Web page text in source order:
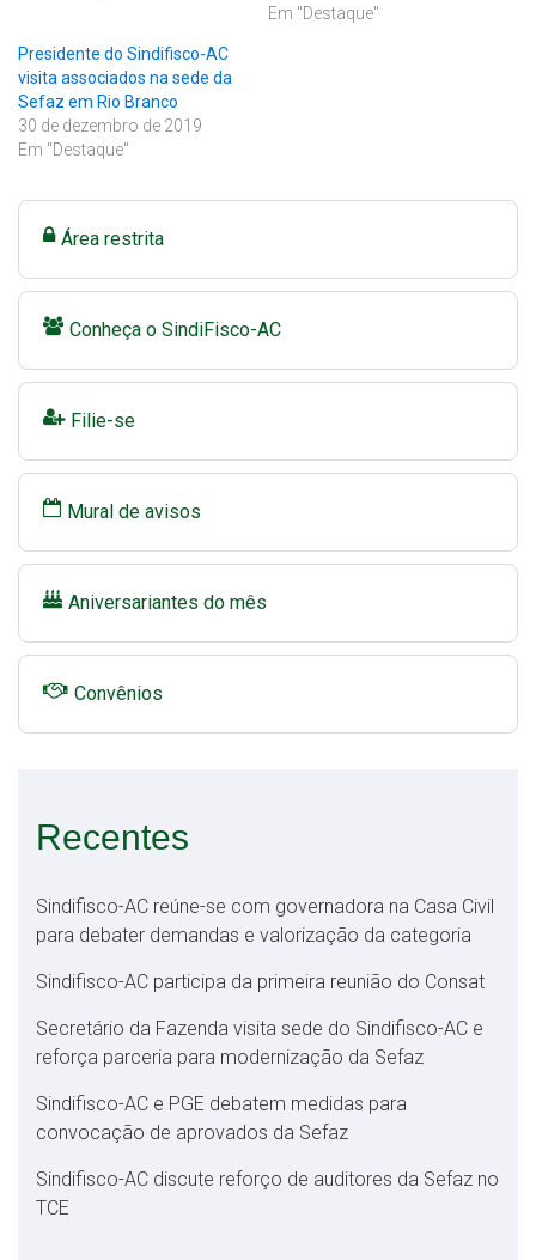
Em "Destaque"
Presidente do Sindifisco-AC
visita associados na sede da
Sefaz em Rio Branco
30 de dezembro de 2019
Em "Destaque"
Área restrita
Conheça o SindiFisco-AC
Filie-se
Mural de avisos
Aniversariantes do mês
Convênios
Recentes
Sindifisco-AC reúne-se com governadora na Casa Civil
para debater demandas e valorização da categoria
Sindifisco-AC participa da primeira reunião do Consat
Secretário da Fazenda visita sede do Sindifisco-AC e
reforça parceria para modernização da Sefaz
Sindifisco-AC e PGE debatem medidas para
convocação de aprovados da Sefaz
Sindifisco-AC discute reforço de auditores da Sefaz no
TCE